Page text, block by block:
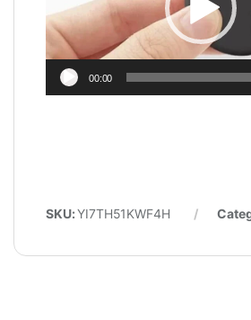
00:00
SKU:YI7TH51KWF4H